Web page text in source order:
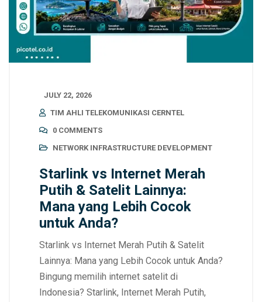
JULY 22, 2026
TIM AHLI TELEKOMUNIKASI CERNTEL
0 COMMENTS
NETWORK INFRASTRUCTURE DEVELOPMENT
Starlink vs Internet Merah
Putih & Satelit Lainnya:
Mana yang Lebih Cocok
untuk Anda?
Starlink vs Internet Merah Putih & Satelit
Lainnya: Mana yang Lebih Cocok untuk Anda?
Bingung memilih internet satelit di
Indonesia? Starlink, Internet Merah Putih,